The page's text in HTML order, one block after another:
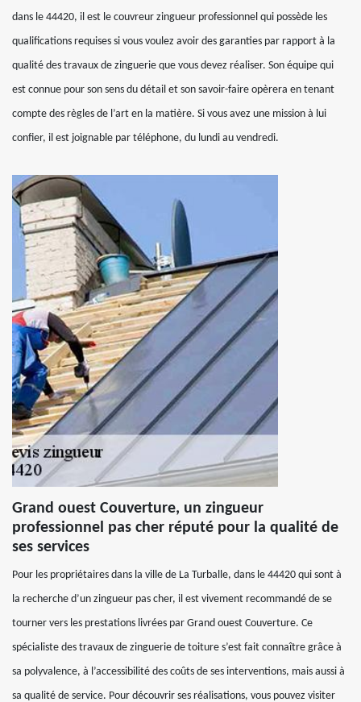
dans le 44420, il est le couvreur zingueur professionnel qui possède les
qualifications requises si vous voulez avoir des garanties par rapport à la
qualité des travaux de zinguerie que vous devez réaliser. Son équipe qui
est connue pour son sens du détail et son savoir-faire opèrera en tenant
compte des règles de l’art en la matière. Si vous avez une mission à lui
confier, il est joignable par téléphone, du lundi au vendredi.
Grand ouest Couverture, un zingueur
professionnel pas cher réputé pour la qualité de
ses services
Pour les propriétaires dans la ville de La Turballe, dans le 44420 qui sont à
la recherche d’un zingueur pas cher, il est vivement recommandé de se
tourner vers les prestations livrées par Grand ouest Couverture. Ce
spécialiste des travaux de zinguerie de toiture s’est fait connaître grâce à
sa polyvalence, à l’accessibilité des coûts de ses interventions, mais aussi à
sa qualité de service. Pour découvrir ses réalisations, vous pouvez visiter